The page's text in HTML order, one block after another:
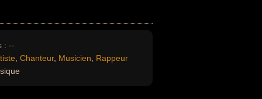
: --
Chanteur, Musicien
Rappeur